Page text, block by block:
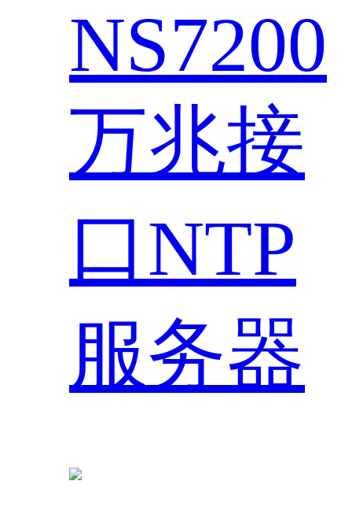
NS7200
万兆接
口NTP
服务器